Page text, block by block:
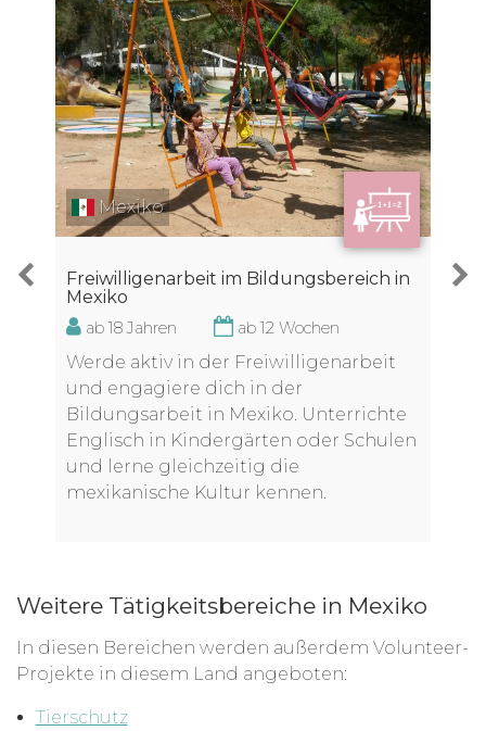
Mexiko
Freiwilligenarbeit im Bildungsbereich in
Mexiko
ab 18 Jahren ab 12 Wochen
Werde aktiv in der Freiwilligenarbeit
und engagiere dich in der
Bildungsarbeit in Mexiko. Unterrichte
Englisch in Kindergärten oder Schulen
und lerne gleichzeitig die
mexikanische Kultur kennen.
Weitere Tätigkeitsbereiche in Mexiko
In diesen Bereichen werden außerdem Volunteer-
Projekte in diesem Land angeboten:
Tierschutz